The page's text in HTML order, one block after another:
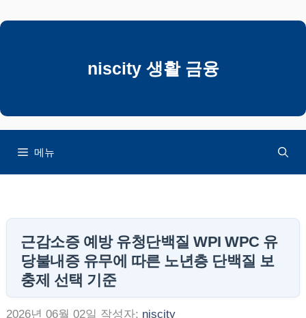
텐
뛰
niscity 생활 금융
메뉴
근감소증 예방 유청단백질 WPI WPC 유
당불내증 유무에 따른 노년층 단백질 보
충제 선택 기준
2026년 06월 02일 작성자: niscity